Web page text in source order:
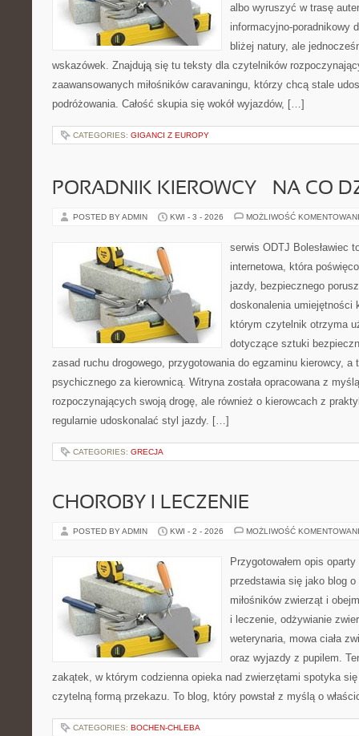
albo wyruszyć w trasę
informacyjno-poradnikowy
bliżej natury, ale
wskazówek. Znajdują się tu teksty dla czytelników
zaawansowanych miłośników caravaningu, którzy chcą stale
podróżowania. Całość skupia się wokół wyjazdów, […]
CATEGORIES: GIGANCI Z EUROPY
PORADNIK KIEROWCY – NA CO
POSTED BY ADMIN KWI - 3 - 2026 MOŻLIWOŚĆ
serwis ODTJ Bolesławiec
internetowa, która
jazdy, bezpiecznego
doskonalenia umiejętności
którym czytelnik otrzyma
dotyczące sztuki
zasad ruchu drogowego, przygotowania do egzaminu kierowcy, a
psychicznego za kierownicą. Witryna została opracowana z
rozpoczynających swoją drogę, ale również o kierowcach z
regularnie udoskonalać styl jazdy. […]
CATEGORIES: GRECJA
CHOROBY I LECZENIE
POSTED BY ADMIN KWI - 2 - 2026 MOŻLIWOŚĆ
Przygotowałem opis
przedstawia się jako blog
miłośników zwierząt i
i leczenie, odżywianie
weterynaria, mowa ciała
oraz wyjazdy z pupilem.
zakątek, w którym codzienna opieka nad zwierzętami spotyka
czytelną formą przekazu. To blog, który powstał z myślą o
CATEGORIES: BOCHEN-CHLEBA